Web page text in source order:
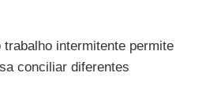
intermitente permite
conciliar diferentes